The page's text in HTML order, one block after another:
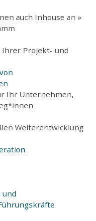
auch Inhouse an »
Ihrer Projekt- und
Ihr Unternehmen,
Weiterentwicklung
und